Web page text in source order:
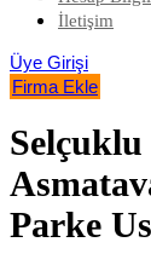
İletişim
Üye Girişi
Firma Ekle
Selçuklu
Parke